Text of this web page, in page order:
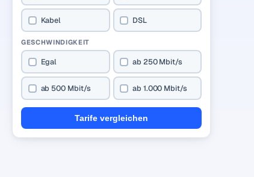
Kabel DSL
GESCHWINDIGKEIT
Egal ab 250 Mbit/s
ab 500 Mbit/s ab 1.000 Mbit/s
Tarife vergleichen